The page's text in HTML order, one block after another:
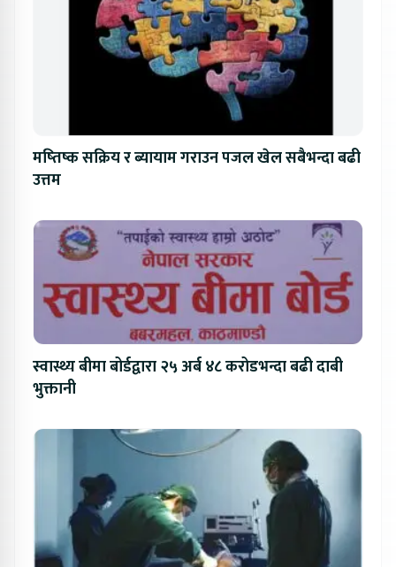
मष्तिष्क सक्रिय र ब्यायाम गराउन पजल खेल सबैभन्दा बढी
उत्तम
स्वास्थ्य बीमा बोर्डद्वारा २५ अर्ब ४८ करोडभन्दा बढी दाबी
भुक्तानी